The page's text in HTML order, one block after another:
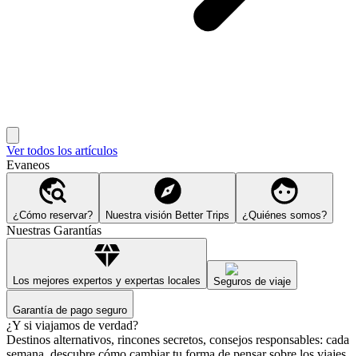
Ver todos los artículos
Evaneos
¿Cómo reservar? Nuestra visión Better Trips ¿Quiénes somos?
Nuestras Garantías
Los mejores expertos y expertas locales Seguros de viaje
Garantía de pago seguro
¿Y si viajamos de verdad?
Destinos alternativos, rincones secretos, consejos responsables: cada